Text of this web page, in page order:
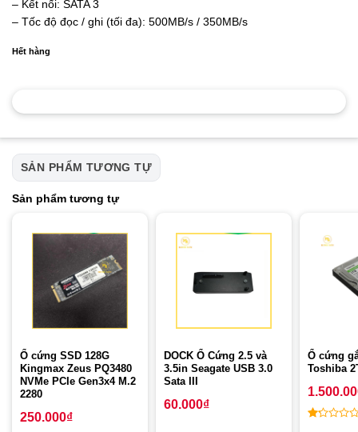
– Kết nối: SATA 3
– Tốc độ đọc / ghi (tối đa): 500MB/s / 350MB/s
Hết hàng
SẢN PHẨM TƯƠNG TỰ
Sản phẩm tương tự
Ổ cứng SSD 128G
Kingmax Zeus PQ3480
NVMe PCIe Gen3x4 M.2
2280
250.000₫
DOCK Ổ Cứng 2.5 và
3.5in Seagate USB 3.0
Sata III
60.000₫
Ổ cứng
Toshiba